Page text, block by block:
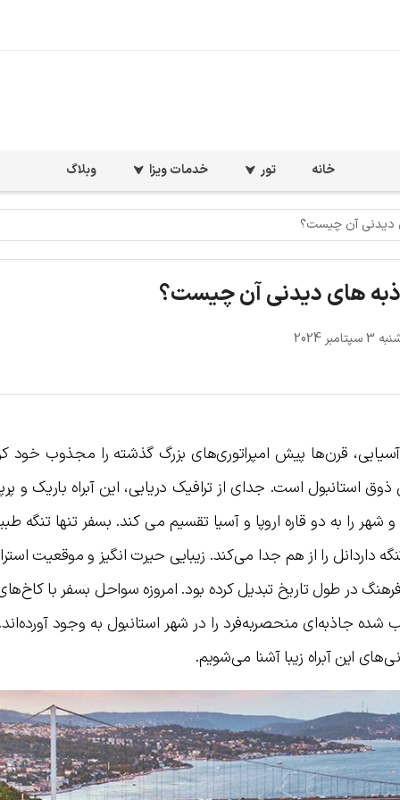
خانه تور خدمات ویزا وبلاگ
دیدنی آن چیست؟
های دیدنی آن چیست؟
2024
قرن‌ها پیش امپراتوری‌های بزرگ گذشته را مجذوب خود
استانبول است. جدای از ترافیک دریایی، این آبراه باریک و
را به دو قاره اروپا و آسیا تقسیم می کند. بسفر تنها تنگه
داردانل را از هم جدا می‌کند. زیبایی حیرت انگیز و موقعیت
فرهنگ در طول تاریخ تبدیل کرده بود. امروزه سواحل بسفر با
جاذبه‌ای منحصربه‌فرد را در شهر استانبول به وجود
این آبراه زیبا آشنا می‌شویم.